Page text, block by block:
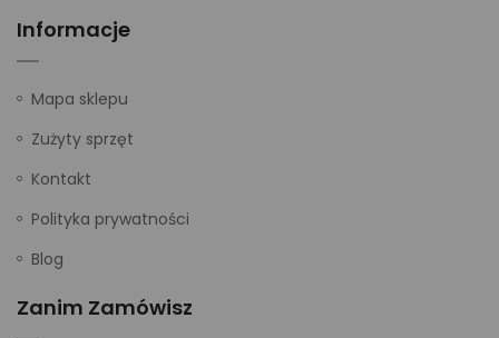
Informacje
Mapa sklepu
Zużyty sprzęt
Kontakt
Polityka prywatności
Blog
Zanim Zamówisz